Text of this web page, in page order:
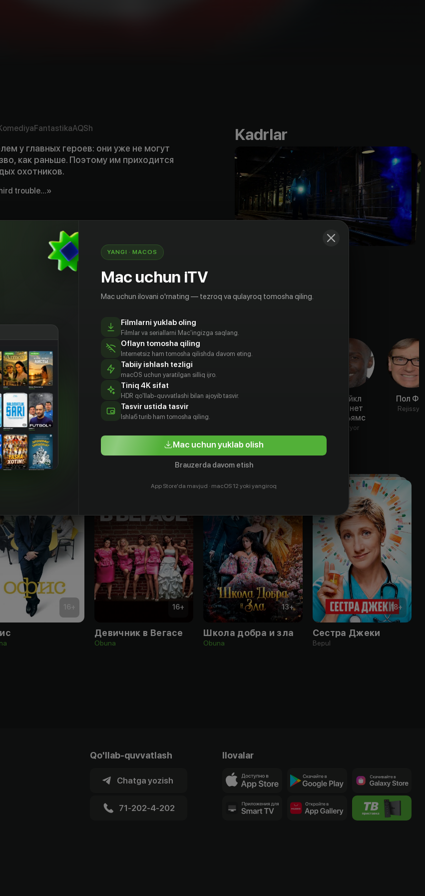
FantastikaAQSh
у главных героев: они уже не могут
как раньше. Поэтому им приходится
охотников.
trouble...»
Kadrlar
Кристен Уиг
Aktyor
Перкинс
Крис
Хемсворт
Aktyor
Каран Сони
Майкл
Кеннет
Уильямс
Aktyor
Пол
Rejissyor
16+ 16+
Девичник в Вегасе
Obuna
13+
Школа добра и зла
Obuna
18+
Сестра Джеки
Bepul
Qo'llab-quvvatlash
Chatga yozish
71-202-4-202
Ilovalar
YANGI · MACOS
Mac uchun iTV
Mac uchun ilovani o'rnating — tezroq va qulayroq tomosha qiling.
Filmlarni yuklab oling
Filmlar va seriallarni Mac'ingizga saqlang.
Oflayn tomosha qiling
Internetsiz ham tomosha qilishda davom eting.
Tabiiy ishlash tezligi
macOS uchun yaratilgan silliq ijro.
Tiniq 4K sifat
HDR qo'llab-quvvatlashi bilan ajoyib tasvir.
Tasvir ustida tasvir
Ishlаб turib ham tomosha qiling.
Mac uchun yuklab olish
Brauzerda davom etish
App Store'da mavjud · macOS 12 yoki yangiroq